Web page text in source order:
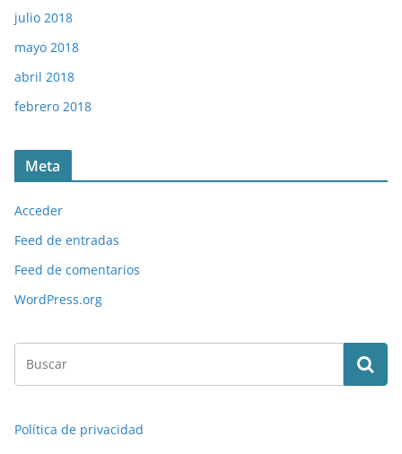
julio 2018
mayo 2018
abril 2018
febrero 2018
Meta
Acceder
Feed de entradas
Feed de comentarios
WordPress.org
Política de privacidad